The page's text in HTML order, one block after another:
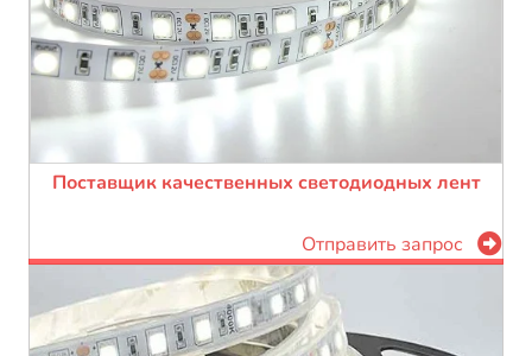
Поставщик качественных светодиодных лент
Отправить запрос